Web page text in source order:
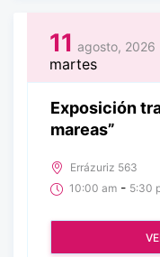
11 agosto, 2026
martes
Exposición
mareas”
Errázuriz 563
10:00 am - 5:30